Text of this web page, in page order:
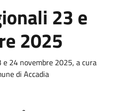
23 e
2025
24 novembre 2025, a cura
di Accadia